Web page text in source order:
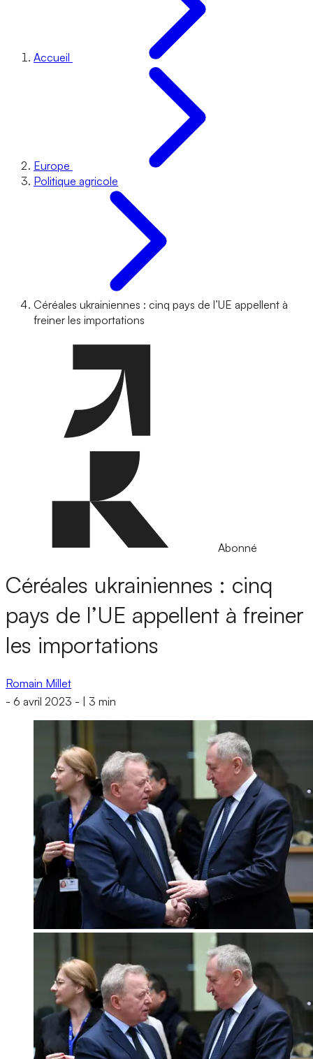
Accueil
Europe
Politique agricole
Céréales ukrainiennes : cinq pays de l’UE appellent à
freiner les importations
Abonné
Céréales ukrainiennes : cinq
pays de l’UE appellent à freiner
les importations
Romain Millet
- 6 avril 2023 - 3 min